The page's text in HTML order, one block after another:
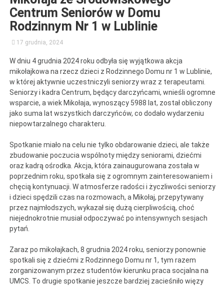
Centrum Seniorów w Domu
Rodzinnym Nr 1 w Lublinie
17 grudnia, 2024
W dniu 4 grudnia 2024 roku odbyła się wyjątkowa akcja
mikołajkowa na rzecz dzieci z Rodzinnego Domu nr 1 w Lublinie,
w której aktywnie uczestniczyli seniorzy wraz z terapeutami.
Seniorzy i kadra Centrum, będący darczyńcami, wnieśli ogromne
wsparcie, a wiek Mikołaja, wynoszący 5988 lat, został obliczony
jako suma lat wszystkich darczyńców, co dodało wydarzeniu
niepowtarzalnego charakteru.
Spotkanie miało na celu nie tylko obdarowanie dzieci, ale także
zbudowanie poczucia wspólnoty między seniorami, dziećmi
oraz kadrą ośrodka. Akcja, która zainaugurowana została w
poprzednim roku, spotkała się z ogromnym zainteresowaniem i
chęcią kontynuacji. W atmosferze radości i życzliwości seniorzy
i dzieci spędzili czas na rozmowach, a Mikołaj, przepytywany
przez najmłodszych, wykazał się dużą cierpliwością, choć
niejednokrotnie musiał odpoczywać po intensywnych sesjach
pytań.
Zaraz po mikołajkach, 8 grudnia 2024 roku, seniorzy ponownie
spotkali się z dziećmi z Rodzinnego Domu nr 1, tym razem
zorganizowanym przez studentów kierunku praca socjalna na
UMCS. To drugie spotkanie jeszcze bardziej zacieśniło więzy